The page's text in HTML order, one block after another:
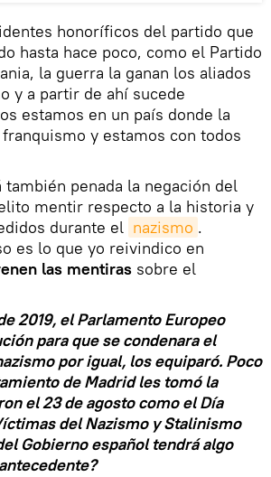
honoríficos del partido que
hasta hace poco, como el Partido
la guerra la ganan los aliados
y a partir de ahí sucede
estamos en un país donde la
y estamos con todos
también penada la negación del
mentir respecto a la historia y
durante el nazismo .
es lo que yo reivindico en
las mentiras sobre el
2019, el Parlamento Europeo
para que se condenara el
por igual, los equiparó. Poco
de Madrid les tomó la
el 23 de agosto como el Día
del Nazismo y Stalinismo
Gobierno español tendrá algo